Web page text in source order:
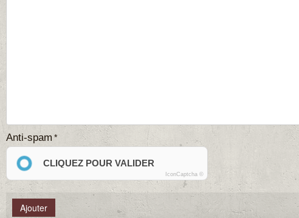
Anti-spam
CLIQUEZ POUR VALIDER
IconCaptcha ©